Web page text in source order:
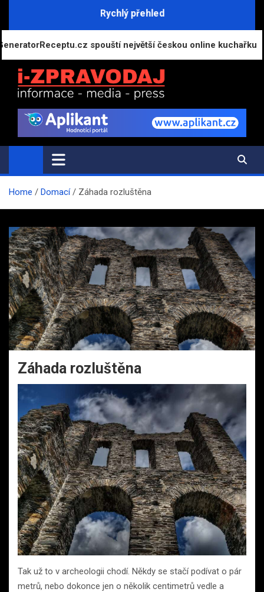
Rychlý přehled
spouští největší českou online kuchařku
i-ZPRAVODAJ.CZ
Přehled zpráv, novinek a zajímavostí
Home Domací Záhada rozluštěna
Záhada rozluštěna
Tak už to v archeologii chodí. Někdy se stačí podívat o pár
metrů, nebo dokonce jen o několik centimetrů vedle a